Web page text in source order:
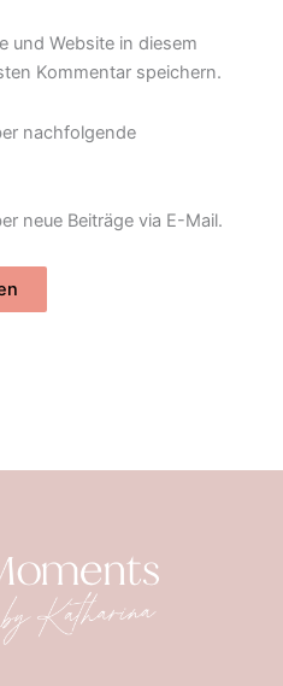
und Website in diesem
Kommentar speichern.
nachfolgende
neue Beiträge via E-Mail.